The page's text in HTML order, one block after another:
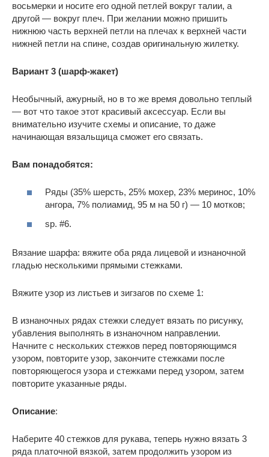
восьмерки и носите его одной петлей вокруг талии, а
другой — вокруг плеч. При желании можно пришить
нижнюю часть верхней петли на плечах к верхней части
нижней петли на спине, создав оригинальную жилетку.
Вариант 3 (шарф-жакет)
Необычный, ажурный, но в то же время довольно теплый
— вот что такое этот красивый аксессуар. Если вы
внимательно изучите схемы и описание, то даже
начинающая вязальщица сможет его связать.
Вам понадобятся:
Ряды (35% шерсть, 25% мохер, 23% меринос, 10%
ангора, 7% полиамид, 95 м на 50 г) — 10 мотков;
sp. #6.
Вязание шарфа: вяжите оба ряда лицевой и изнаночной
гладью несколькими прямыми стежками.
Вяжите узор из листьев и зигзагов по схеме 1:
В изнаночных рядах стежки следует вязать по рисунку,
убавления выполнять в изнаночном направлении.
Начните с нескольких стежков перед повторяющимся
узором, повторите узор, закончите стежками после
повторяющегося узора и стежками перед узором, затем
повторите указанные ряды.
Описание:
Наберите 40 стежков для рукава, теперь нужно вязать 3
ряда платочной вязкой, затем продолжить узором из